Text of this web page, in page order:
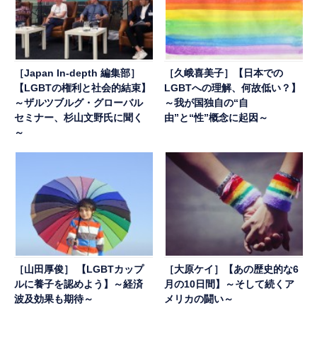
［Japan In-depth 編集部］
【LGBTの権利と社会的結束】
～ザルツブルグ・グローバル
セミナー、杉山文野氏に聞く
～
［久峨喜美子］【日本での
LGBTへの理解、何故低い？】
～我が国独自の“自
由”と“性”概念に起因～
［山田厚俊］ 【LGBTカップ
ルに養子を認めよう】～経済
波及効果も期待～
［大原ケイ］【あの歴史的な6
月の10日間】～そして続くア
メリカの闘い～